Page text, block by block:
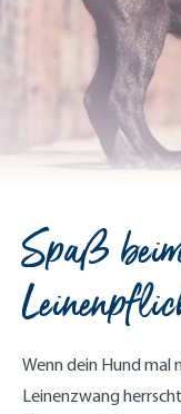
Spaß
Wenn dein Hund mal
Leinenzwang